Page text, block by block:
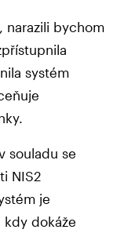
narazili bychom
systém
souladu se
NIS2
je
dokáže